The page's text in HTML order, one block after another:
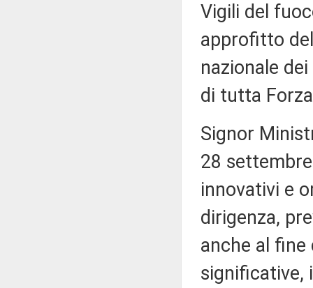
Vigili del
approfitto
nazionale
di tutta
Signor
28
innovativi e
dirigenza,
anche al fine
significative,